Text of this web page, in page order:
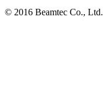
© 2016 Beamtec Co., Ltd.